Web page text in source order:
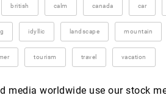
british calm canada car
idyllic landscape mountain
tourism travel vacation
media worldwide use our stock